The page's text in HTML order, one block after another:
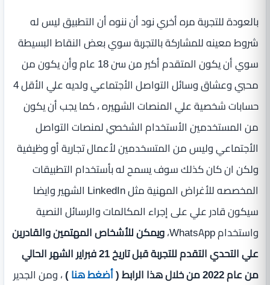
بالعودة للتجربة مره أخري نود أن ننوه أن التطبيق ليس له
شروط معينه للمشاركة بالتجربة سوي بعض النقاط البسيطة
سوي أن يكون المتقدم أكبر من سن 18 عام وأن يكون من
محبي وعشاق وسائل التواصل الأجتماعي ولديه علي الأقل 4
حسابات شخصية علي المنصات الشهيره ، كما يجب أن يكون
من المستخدمين الأستخدام الشخصي لمنصات التواصل
الأجتماعي وليس من المتسخدمين لأعمال تجارية أو وظيفية
ولكن ان كان كذلك سوف يسمح له بأستخدام التطبيقات
المخصصه للأغراض المهنية مثل LinkedIn الشهير وايضا
سيكون قادر علي على إجراء المكالمات والرسائل النصية
واستخدام WhatsApp،
ويمكن للأشخاص المهتمين والقادرين
علي التحدي التقدم للتجربة قبل تاريخ 21 فبراير الشهر الحالي
من عام 2022 من خلال هذا الرابط (
أضغط هنا)، ومن الجدير